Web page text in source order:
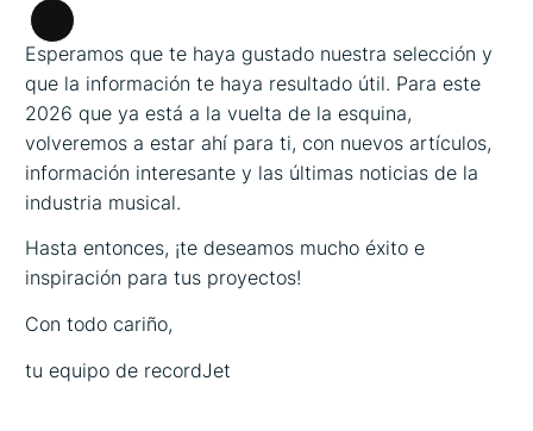
Larga
descripción
Esperamos que te haya gustado nuestra selección y
que la información te haya resultado útil. Para este
2026 que ya está a la vuelta de la esquina,
volveremos a estar ahí para ti, con nuevos artículos,
información interesante y las últimas noticias de la
industria musical.
Hasta entonces, ¡te deseamos mucho éxito e
inspiración para tus proyectos!
Con todo cariño,
tu equipo de recordJet